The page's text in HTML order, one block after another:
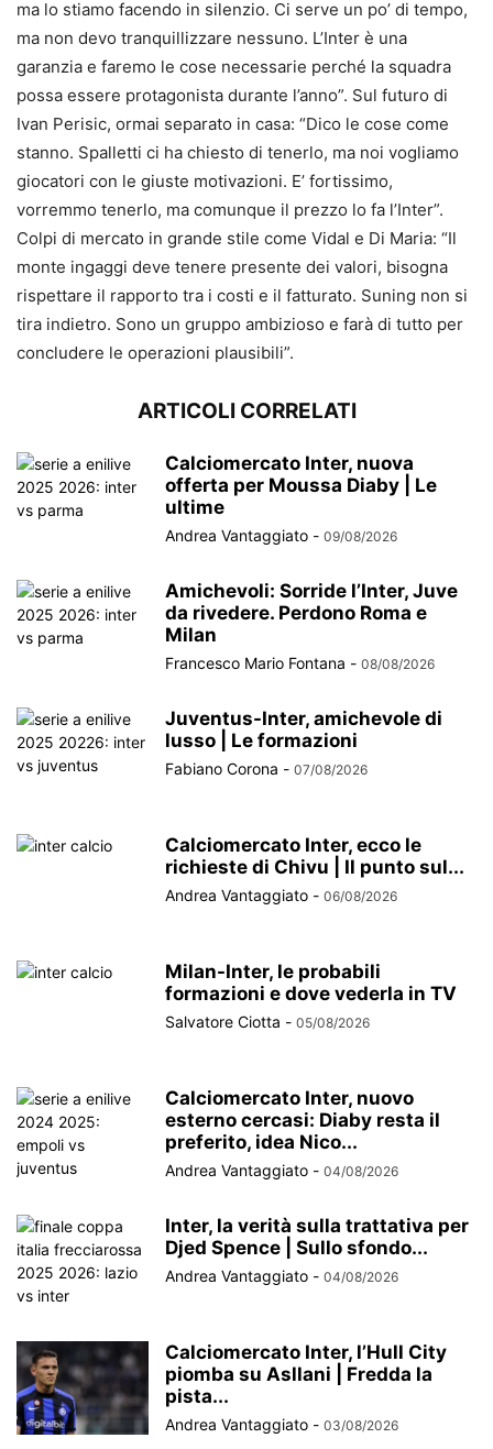
ma lo stiamo facendo in silenzio. Ci serve un po’ di tempo,
ma non devo tranquillizzare nessuno. L’Inter è una
garanzia e faremo le cose necessarie perché la squadra
possa essere protagonista durante l’anno”. Sul futuro di
Ivan Perisic, ormai separato in casa: “Dico le cose come
stanno. Spalletti ci ha chiesto di tenerlo, ma noi vogliamo
giocatori con le giuste motivazioni. E’ fortissimo,
vorremmo tenerlo, ma comunque il prezzo lo fa l’Inter”.
Colpi di mercato in grande stile come Vidal e Di Maria: “Il
monte ingaggi deve tenere presente dei valori, bisogna
rispettare il rapporto tra i costi e il fatturato. Suning non si
tira indietro. Sono un gruppo ambizioso e farà di tutto per
concludere le operazioni plausibili”.
ARTICOLI CORRELATI
Calciomercato Inter, nuova
offerta per Moussa Diaby | Le
ultime
Andrea Vantaggiato - 09/08/2026
Amichevoli: Sorride l’Inter, Juve
da rivedere. Perdono Roma e
Milan
Francesco Mario Fontana - 08/08/2026
Juventus-Inter, amichevole di
lusso | Le formazioni
Fabiano Corona - 07/08/2026
Calciomercato Inter, ecco le
richieste di Chivu | Il punto sul...
Andrea Vantaggiato - 06/08/2026
Milan-Inter, le probabili
formazioni e dove vederla in TV
Salvatore Ciotta - 05/08/2026
Calciomercato Inter, nuovo
esterno cercasi: Diaby resta il
preferito, idea Nico...
Andrea Vantaggiato - 04/08/2026
Inter, la verità sulla trattativa per
Djed Spence | Sullo sfondo...
Andrea Vantaggiato - 04/08/2026
Calciomercato Inter, l’Hull City
piomba su Asllani | Fredda la
pista...
Andrea Vantaggiato - 03/08/2026